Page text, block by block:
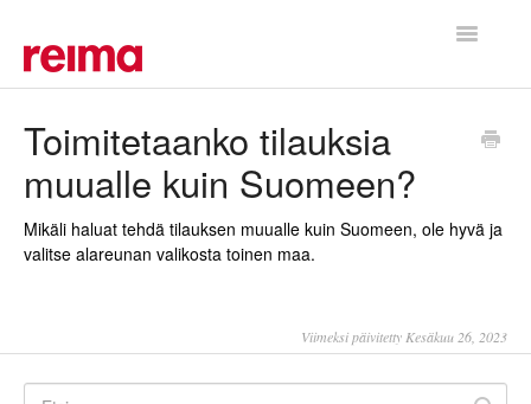
Toggle
Toimitetaanko tilauksia
muualle kuin Suomeen?
Mikäli haluat tehdä tilauksen muualle kuin Suomeen, ole hyvä ja
valitse alareunan valikosta toinen maa.
Viimeksi päivitetty Kesäkuu 26, 2023